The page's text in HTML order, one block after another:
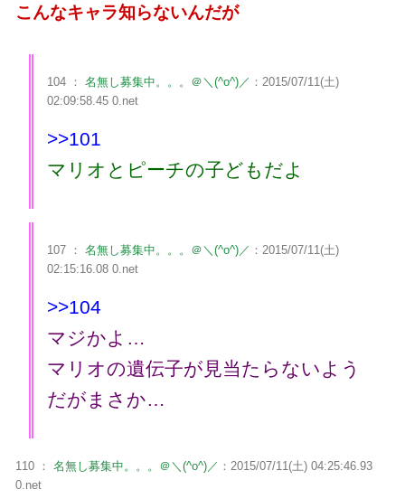
こんなキャラ知らないんだが
104 ： 名無し募集中。。。＠＼(^o^)／ ：2015/07/11(土)
02:09:58.45 0.net
>>101
マリオとピーチの子どもだよ
107 ： 名無し募集中。。。＠＼(^o^)／ ：2015/07/11(土)
02:15:16.08 0.net
>>104
マジかよ…
マリオの遺伝子が見当たらないよう
だがまさか…
110 ： 名無し募集中。。。＠＼(^o^)／ ：2015/07/11(土) 04:25:46.93
0.net